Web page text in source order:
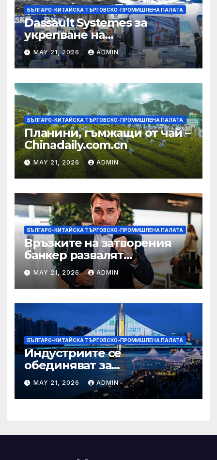
БЪЛГАРО-КИТАЙСКА ТЪРГОВСКО-ПРОМИШЛЕНА ПАЛАТА
Dassault Systemes за
укрепване на
изграждането на AI
екосистема в Китай
MAY 21, 2026 ADMIN
БЪЛГАРО-КИТАЙСКА ТЪРГОВСКО-ПРОМИШЛЕНА ПАЛАТА
Планини, гъмжащи от чай –
Chinadaily.com.cn
MAY 21, 2026 ADMIN
БЪЛГАРО-КИТАЙСКА ТЪРГОВСКО-ПРОМИШЛЕНА ПАЛАТА
Връзките на затворения
банкер развалят
надеждите на Флавио
Болсонаро за президент на
Бразилия
MAY 21, 2026 ADMIN
БЪЛГАРО-КИТАЙСКА ТЪРГОВСКО-ПРОМИШЛЕНА ПАЛАТА
Индустриите се
обединяват за
висококачествен растеж на
културния и
туристическия сектор
MAY 21, 2026 ADMIN